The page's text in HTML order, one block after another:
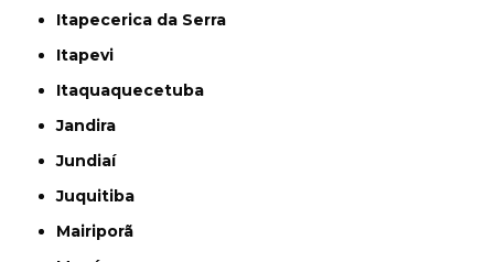
Itapecerica da Serra
Itapevi
Itaquaquecetuba
Jandira
Jundiaí
Juquitiba
Mairiporã